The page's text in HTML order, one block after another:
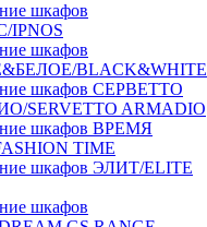
шкафов
шкафов
BLACK&WHITE
шкафов СЕРВЕТТО
SERVETTO ARMADIO
шкафов ВРЕМЯ
TIME
шкафов ЭЛИТ/ELITE
шкафов